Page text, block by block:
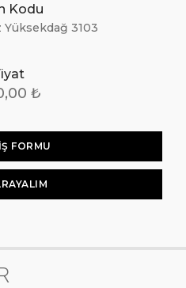
Kodu
3103
₺
FORMU